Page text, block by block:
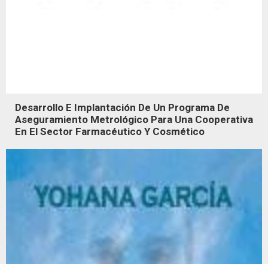
Desarrollo E Implantación De Un Programa De
Aseguramiento Metrológico Para Una Cooperativa
En El Sector Farmacéutico Y Cosmético